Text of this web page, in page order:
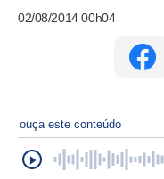
02/08/2014 00h04
ouça este conteúdo